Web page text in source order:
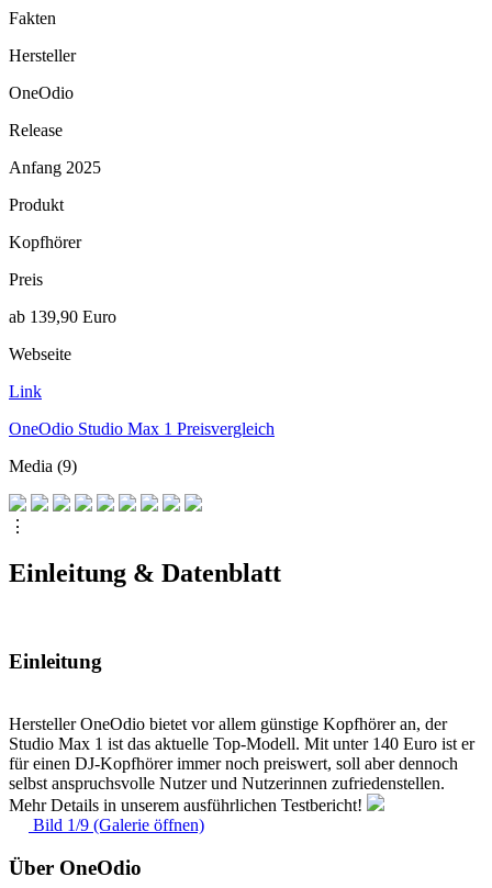
Fakten
Hersteller
OneOdio
Release
Anfang 2025
Produkt
Kopfhörer
Preis
ab 139,90 Euro
Webseite
Link
OneOdio Studio Max 1 Preisvergleich
Media (9)
⋮
Einleitung & Datenblatt
Einleitung
Hersteller OneOdio bietet vor allem günstige Kopfhörer an, der
Studio Max 1 ist das aktuelle Top-Modell. Mit unter 140 Euro ist er
für einen DJ-Kopfhörer immer noch preiswert, soll aber dennoch
selbst anspruchsvolle Nutzer und Nutzerinnen zufriedenstellen.
Mehr Details in unserem ausführlichen Testbericht!
Bild 1/9 (Galerie öffnen)
Über OneOdio